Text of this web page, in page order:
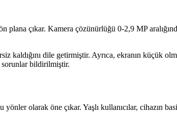
çıkar. Kamera çözünürlüğü 0-2,9 MP
kaldığını dile getirmiştir. Ayrıca, ekranın küçük
sorunlar bildirilmiştir.
olarak öne çıkar. Yaşlı kullanıcılar, cihazın